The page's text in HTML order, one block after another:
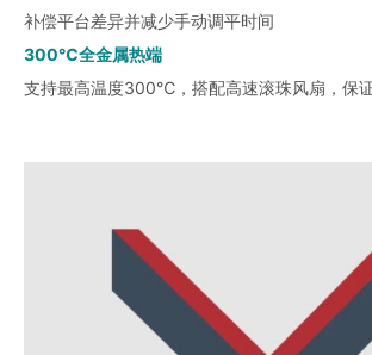
补偿平台差异并减少手动调平时间
300℃全金属热端
支持最高温度300℃，搭配高速滚珠风扇，保